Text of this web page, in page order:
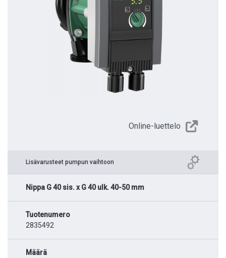
Online-luettelo
Lisävarusteet pumpun vaihtoon
Nippa G 40 sis. x G 40 ulk. 40-50 mm
Tuotenumero
2835492
Määrä